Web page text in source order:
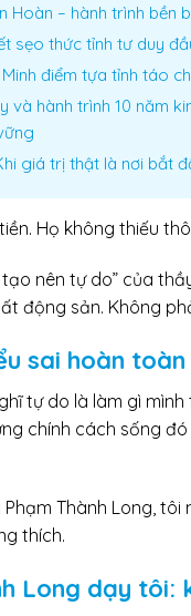
Hoàn – hành trình
sẹo thức tỉnh tư duy
điểm tựa tỉnh táo
và hành trình 10 năm
giá trị thật là nơi bắt
Họ không thiếu
tạo nên tự do” của
động sản. Không
sai hoàn
tự do là làm gì mình
chính cách sống
Thành Long,
thích.
Long dạy tôi: